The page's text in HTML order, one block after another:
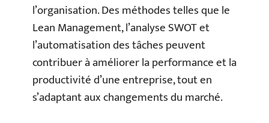
l’organisation. Des méthodes telles que le
Lean Management, l’analyse SWOT et
l’automatisation des tâches peuvent
contribuer à améliorer la performance et la
productivité d’une entreprise, tout en
s’adaptant aux changements du marché.